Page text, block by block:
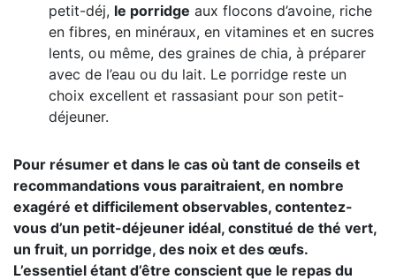
petit-déj, le porridge aux flocons d’avoine, riche
en fibres, en minéraux, en vitamines et en sucres
lents, ou même, des graines de chia, à préparer
avec de l’eau ou du lait. Le porridge reste un
choix excellent et rassasiant pour son petit-
déjeuner.
Pour résumer et dans le cas où tant de conseils et
recommandations vous paraitraient, en nombre
exagéré et difficilement observables, contentez-
vous d’un petit-déjeuner idéal, constitué de thé vert,
un fruit, un porridge, des noix et des œufs.
L’essentiel étant d’être conscient que le repas du